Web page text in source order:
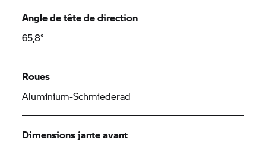
Angle de tête de direction
65,8°
Roues
Aluminium-Schmiederad
Dimensions jante avant